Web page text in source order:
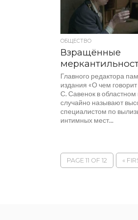
ОБЩЕСТВО
Взращённые
Главного редактора
издания «О чем
С. Савенок в областном
случайно называют
специалистом по
интимных мест...
PAGE 11 OF 12 «